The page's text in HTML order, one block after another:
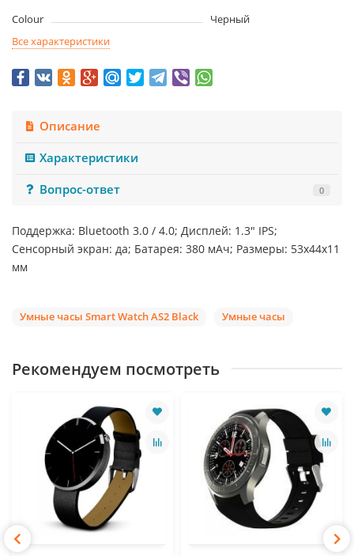
Colour
Черный
Все характеристики
Описание
Характеристики
Вопрос-ответ
0
Поддержка: Bluetooth 3.0 / 4.0; Дисплей: 1.3" IPS;
Сенсорный экран: да; Батарея: 380 мАч; Размеры: 53x44x11
мм
Умные часы Smart Watch AS2 Black Умные часы
Рекомендуем посмотреть